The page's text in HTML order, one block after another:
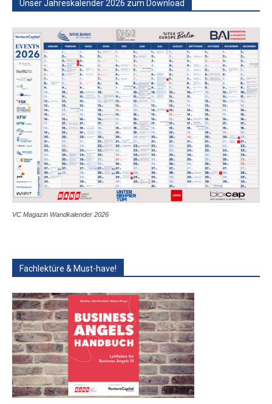
Unser Jahreskalender 2026 zum Download
VC Magazin Wandkalender 2026
Fachlektüre & Must-have!